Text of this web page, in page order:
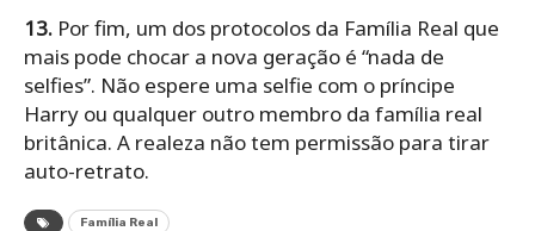
13. Por fim, um dos protocolos da Família Real que
mais pode chocar a nova geração é “nada de
selfies”. Não espere uma selfie com o príncipe
Harry ou qualquer outro membro da família real
britânica. A realeza não tem permissão para tirar
auto-retrato.
Família Real